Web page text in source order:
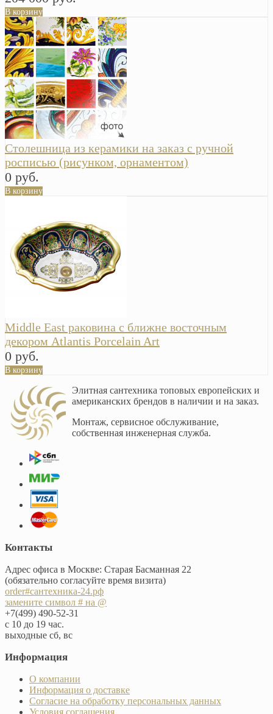
В корзину
Столешница из керамики на заказ с ручной
росписью (рисунком, орнаментом)
0 руб.
В корзину
Middle East раковина с ближне восточным
декором Atlantis Porcelain Art
0 руб.
В корзину
Элитная сантехника топовых европейских и
американских брендов в наличии и на заказ.
Монтаж, сервисное обслуживание,
собственная инженерная служба.
Контакты
Адрес офиса в Москве: Старая Басманная 22
(обязательно согласуйте время визита)
order#сантехника-24.рф
замените символ # на @
+7(499) 490-52-31
с 10 до 19 час.
выходные сб, вс
Информация
О компании
Информация о доставке
Согласие на обработку персональных данных